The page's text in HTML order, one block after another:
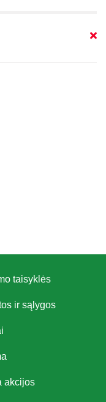
taisyklės
ir sąlygos
akcijos